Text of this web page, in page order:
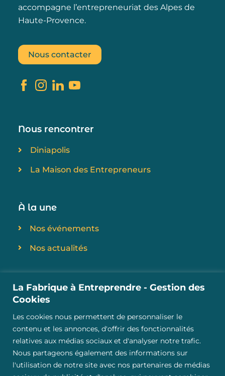
La Fabrique à Entreprendre - Gestion des
Cookies
Les cookies nous permettent de personnaliser le
contenu et les annonces, d'offrir des fonctionnalités
relatives aux médias sociaux et d'analyser notre trafic.
Nous partageons également des informations sur
l'utilisation de notre site avec nos partenaires de médias
accompagne l’entrepreneuriat des Alpes de
Haute-Provence.
Nous contacter
Nous rencontrer
Diniapolis
La Maison des Entrepreneurs
À la une
Nos événements
Nos actualités
À propos
Un projet porté par
Initiative Alpes Provence